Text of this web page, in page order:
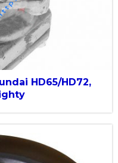
HD65/HD72,